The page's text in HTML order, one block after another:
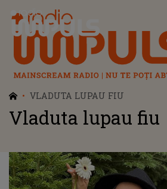
Radio Impuls
VLADUTA LUPAU FIU
Vladuta lupau fiu